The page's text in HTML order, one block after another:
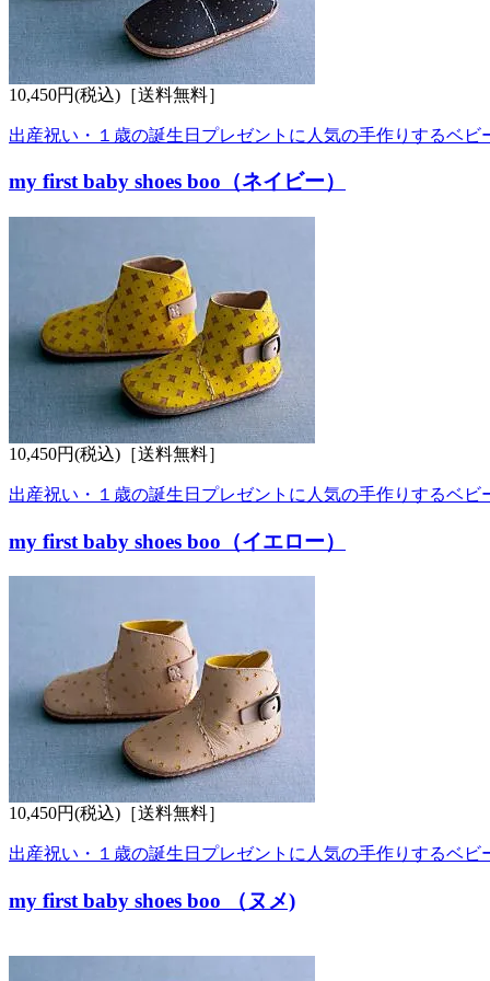
10,450円(税込) ［送料無料］
出産祝い・１歳の誕生日プレゼントに人気の手作りするベビ
my first baby shoes boo（ネイビー）
10,450円(税込) ［送料無料］
出産祝い・１歳の誕生日プレゼントに人気の手作りするベビ
my first baby shoes boo（イエロー）
10,450円(税込) ［送料無料］
出産祝い・１歳の誕生日プレゼントに人気の手作りするベビ
my first baby shoes boo （ヌメ)